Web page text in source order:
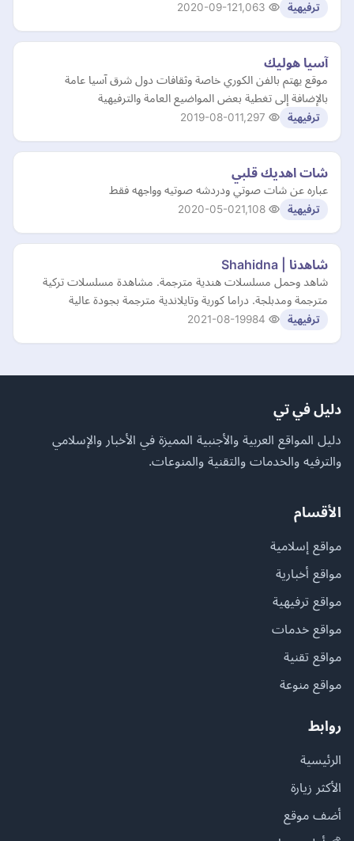
ترفيهية 2020-09-12
آسيا هوليك
موقع يهتم بالفن الكوري خاصة وثقافات دول شرق آسيا عامة
بالإضافة إلى تغطية بعض المواضيع العامة والترفيهية
ترفيهية 2019-08-01
شات اهديك قلبي
عباره عن شات صوتي ودردشه صوتيه وواجهه فقط
ترفيهية 2020-05-02
شاهدنا | Shahidna
شاهد وحمل مسلسلات هندية مترجمة. مشاهدة مسلسلات تركية
مترجمة ومدبلجة. دراما كورية وتايلاندية مترجمة بجودة عالية
ترفيهية 2021-08-19
دليل في تي
دليل المواقع العربية والأجنبية المميزة في الأخبار والإسلامي
والترفيه والخدمات والتقنية والمنوعات.
الأقسام
مواقع إسلامية
مواقع أخبارية
مواقع ترفيهية
مواقع خدمات
مواقع تقنية
مواقع منوعة
روابط
الرئيسية
الأكثر زيارة
أضف موقع